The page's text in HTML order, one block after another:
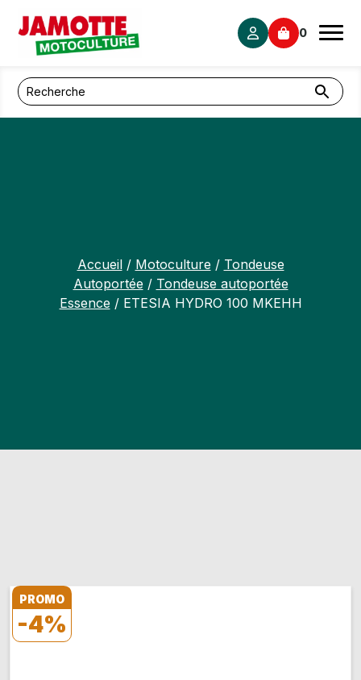
0
Accueil/ Motoculture/ Tondeuse
Autoportée/ Tondeuse autoportée
Essence/ ETESIA HYDRO 100 MKEHH
PROMO
-4%